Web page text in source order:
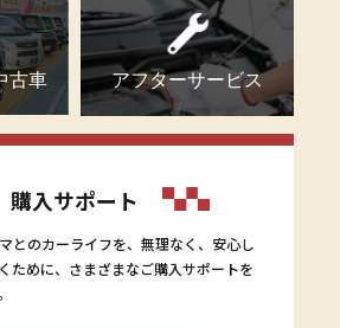
古車 アフターサービス
購入サポート
とのカーライフを、無理なく、安心し
ために、さまざまなご購入サポートを